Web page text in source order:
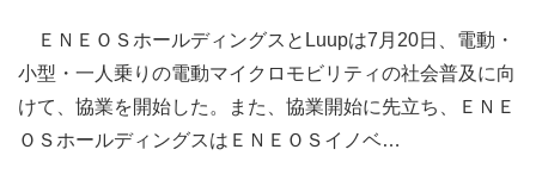
ＥＮＥＯＳホールディングスとLuupは7月20日、電動・
小型・一人乗りの電動マイクロモビリティの社会普及に向
けて、協業を開始した。また、協業開始に先立ち、ＥＮＥ
ＯＳホールディングスはＥＮＥＯＳイノベ…